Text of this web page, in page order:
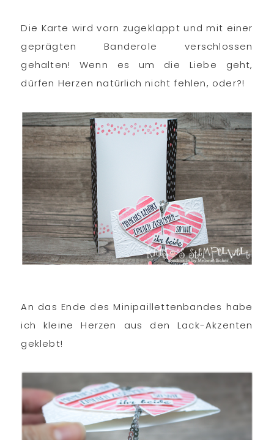
Die Karte wird vorn zugeklappt und mit einer
geprägten Banderole verschlossen
gehalten! Wenn es um die Liebe geht,
dürfen Herzen natürlich nicht fehlen, oder?!
An das Ende des Minipaillettenbandes habe
ich kleine Herzen aus den Lack-Akzenten
geklebt!